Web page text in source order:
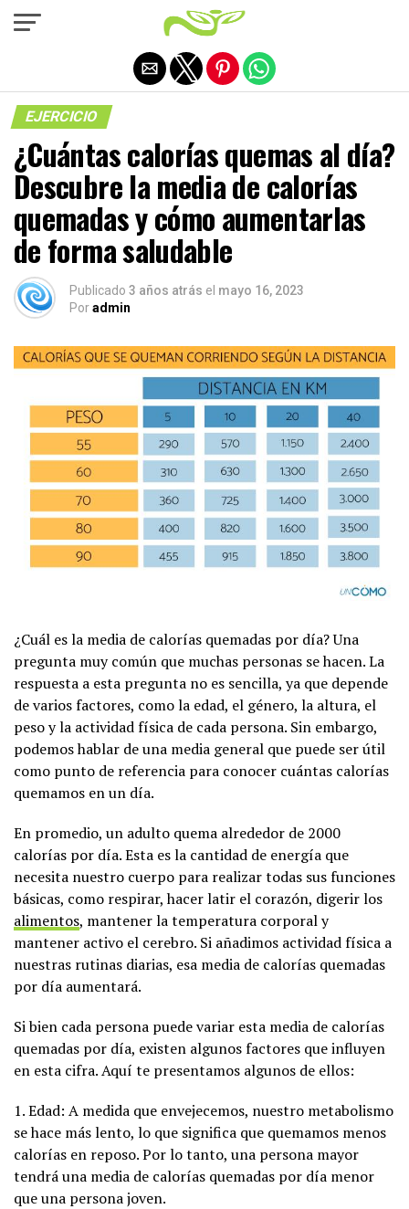
EJERCICIO
¿Cuántas calorías quemas al día?
Descubre la media de calorías
quemadas y cómo aumentarlas
de forma saludable
Publicado 3 años atrás el mayo 16, 2023
Poradmin
¿Cuál es la media de calorías quemadas por día? Una
pregunta muy común que muchas personas se hacen. La
respuesta a esta pregunta no es sencilla, ya que depende
de varios factores, como la edad, el género, la altura, el
peso y la actividad física de cada persona. Sin embargo,
podemos hablar de una media general que puede ser útil
como punto de referencia para conocer cuántas calorías
quemamos en un día.
En promedio, un adulto quema alrededor de 2000
calorías por día. Esta es la cantidad de energía que
necesita nuestro cuerpo para realizar todas sus funciones
básicas, como respirar, hacer latir el corazón, digerir los
alimentos, mantener la temperatura corporal y
mantener activo el cerebro. Si añadimos actividad física a
nuestras rutinas diarias, esa media de calorías quemadas
por día aumentará.
Si bien cada persona puede variar esta media de calorías
quemadas por día, existen algunos factores que influyen
en esta cifra. Aquí te presentamos algunos de ellos:
1. Edad: A medida que envejecemos, nuestro metabolismo
se hace más lento, lo que significa que quemamos menos
calorías en reposo. Por lo tanto, una persona mayor
tendrá una media de calorías quemadas por día menor
que una persona joven.
Salir de la versión móvil